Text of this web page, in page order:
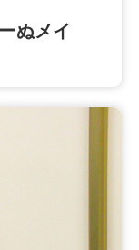
ぬメイ